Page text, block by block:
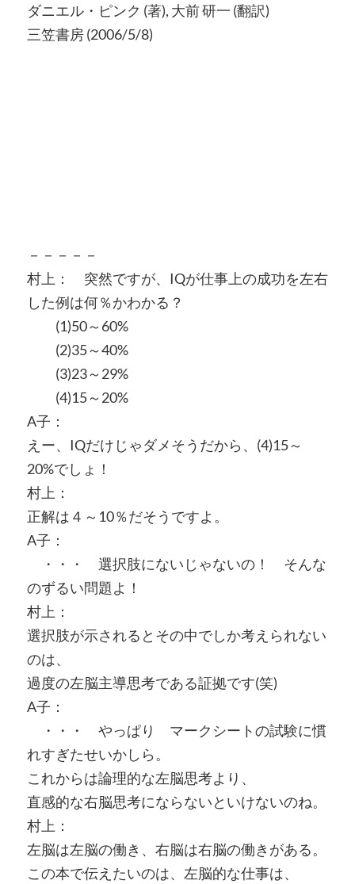
ダニエル・ピンク (著), 大前 研一 (翻訳)
三笠書房 (2006/5/8)
－－－－－
村上： 突然ですが、IQが仕事上の成功を左右
した例は何％かわかる？
(1)50～60%
(2)35～40%
(3)23～29%
(4)15～20%
A子：
えー、IQだけじゃダメそうだから、(4)15～
20%でしょ！
村上：
正解は４～10％だそうですよ。
A子：
・・・ 選択肢にないじゃないの！ そんな
のずるい問題よ！
村上：
選択肢が示されるとその中でしか考えられない
のは、
過度の左脳主導思考である証拠です(笑)
A子：
・・・ やっぱり マークシートの試験に慣
れすぎたせいかしら。
これからは論理的な左脳思考より、
直感的な右脳思考にならないといけないのね。
村上：
左脳は左脳の働き、右脳は右脳の働きがある。
この本で伝えたいのは、左脳的な仕事は、